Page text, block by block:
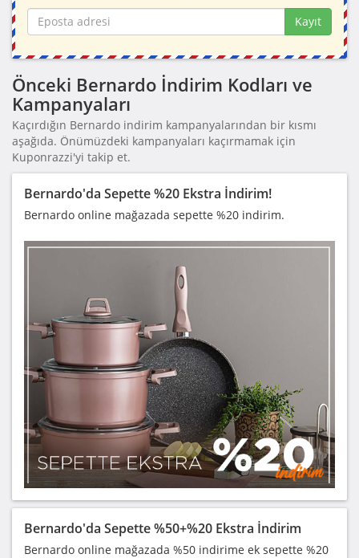
Kayıt
Önceki Bernardo İndirim Kodları ve
Kampanyaları
Kaçırdığın Bernardo indirim kampanyalarından bir kısmı
aşağıda. Önümüzdeki kampanyaları kaçırmamak için
Kuponrazzi'yi takip et.
Bernardo'da Sepette %20 Ekstra İndirim!
Bernardo online mağazada sepette %20 indirim.
Bernardo'da Sepette %50+%20 Ekstra İndirim
Bernardo online mağazada %50 indirime ek sepette %20